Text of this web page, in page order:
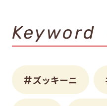
Keyword
ズッキーニ